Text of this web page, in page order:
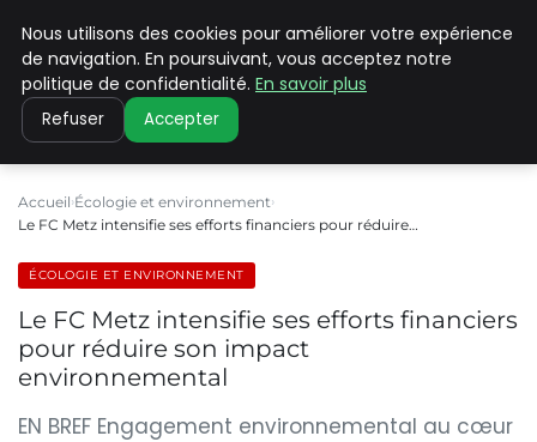
CLIMATE C ADVANCED
Accueil Écologie et environnement
Le FC Metz intensifie ses efforts financiers pour réduire…
ÉCOLOGIE ET ENVIRONNEMENT
Le FC Metz intensifie ses efforts financiers
pour réduire son impact
environnemental
EN BREF Engagement environnemental au cœur
Nous utilisons des cookies pour améliorer votre expérience
de navigation. En poursuivant, vous acceptez notre
politique de confidentialité. En savoir plus
Refuser Accepter